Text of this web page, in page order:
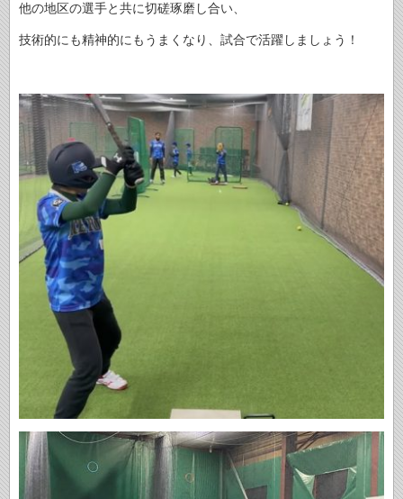
他の地区の選手と共に切磋琢磨し合い、
技術的にも精神的にもうまくなり、試合で活躍しましょう！